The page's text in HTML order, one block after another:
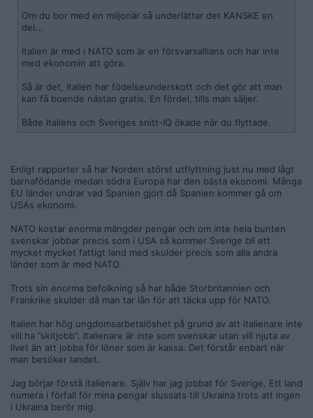
Om du bor med en miljonär så underlättar det KANSKE en
del...
Italien är med i NATO som är en försvarsallians och har inte
med ekonomin att göra.
Så är det, Italien har födelseunderskott och det gör att man
kan få boende nästan gratis. En fördel, tills man säljer.
Både Italiens och Sveriges snitt-IQ ökade när du flyttade.
Enligt rapporter så har Norden störst utflyttning just nu med lågt
barnafödande medan södra Europa har den bästa ekonomi. Många
EU länder undrar vad Spanien gjort då Spanien kommer gå om
USAs ekonomi.
NATO kostar enorma mängder pengar och om inte hela bunten
svenskar jobbar precis som i USA så kommer Sverige bli ett
mycket mycket fattigt land med skulder precis som alla andra
länder som är med NATO.
Trots sin enorma befolkning så har både Storbritannien och
Frankrike skulder då man tar lån för att täcka upp för NATO.
Italien har hög ungdomsarbetslöshet på grund av att italienare inte
vill ha ”skitjobb”. Italienare är inte som svenskar utan vill njuta av
livet än att jobba för löner som är kassa. Det förstår enbart när
man besöker landet.
Jag börjar förstå italienare. Själv har jag jobbat för Sverige. Ett land
numera i förfall för mina pengar slussats till Ukraina trots att ingen
i Ukraina berör mig.